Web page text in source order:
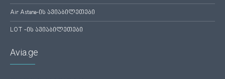
Air Astana-ის ავიაბილეთები
LOT -ის ავიაბილეთები
Avia.ge